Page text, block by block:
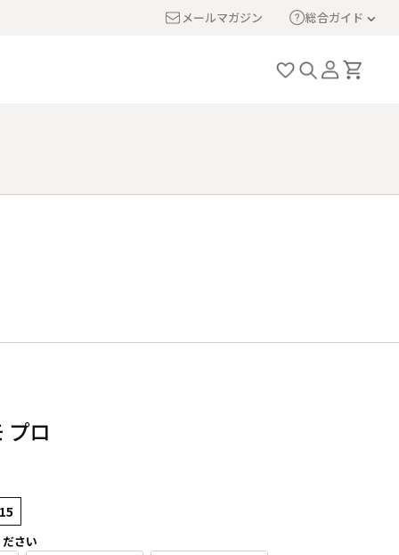
メールマガジン 総合ガイド
プロ
さい